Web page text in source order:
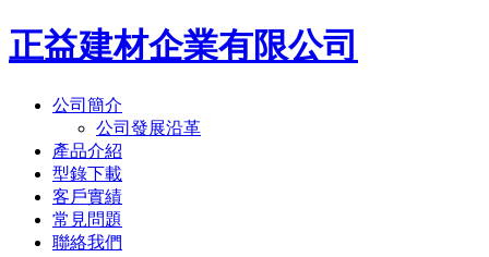
正益建材企業有限公司
公司簡介
公司發展沿革
產品介紹
型錄下載
客戶實績
常見問題
聯絡我們